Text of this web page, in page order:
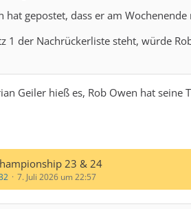
hat gepostet, dass er am
1 der Nachrückerliste steht, würde
Geiler hieß es, Rob Owen hat
23 & 24
7. Juli 2026 um 22:57